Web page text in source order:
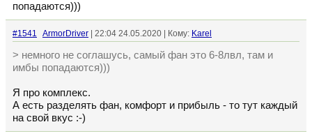
попадаются)))
#1541 ArmorDriver | 22:04 24.05.2020 | Кому: Karel
> немного не соглашусь, самый фан это 6-8лвл, там и
имбы попадаются)))
Я про комплекс.
А есть разделять фан, комфорт и прибыль - то тут каждый
на свой вкус :-)